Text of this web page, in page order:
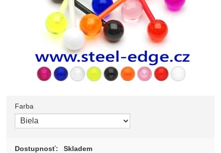
Zvoľte variant
Farba
Dostupnosť: Skladem